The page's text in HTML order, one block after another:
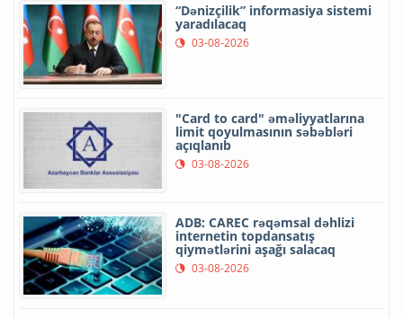
“Dənizçilik” informasiya sistemi
yaradılacaq
03-08-2026
"Card to card" əməliyyatlarına
limit qoyulmasının səbəbləri
açıqlanıb
03-08-2026
ADB: CAREC rəqəmsal dəhlizi
internetin topdansatış
qiymətlərini aşağı salacaq
03-08-2026